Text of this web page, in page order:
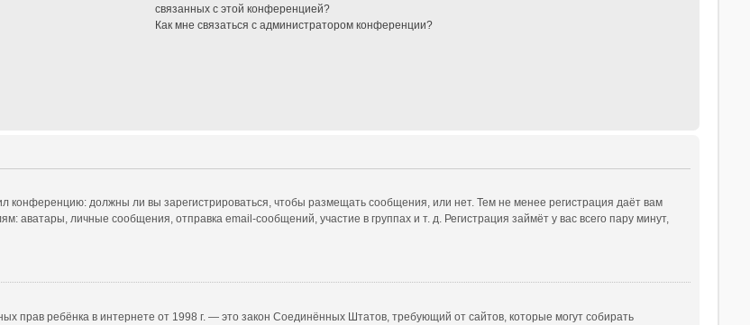
связанных с этой конференцией?
Как мне связаться с администратором конференции?
конференцию: должны ли вы зарегистрироваться, чтобы размещать сообщения, или нет. Тем не менее регистрация даёт вам
личные сообщения, отправка email-сообщений, участие в группах и т. д. Регистрация займёт у вас всего пару минут,
прав ребёнка в интернете от 1998 г. — это закон Соединённых Штатов, требующий от сайтов, которые могут собирать